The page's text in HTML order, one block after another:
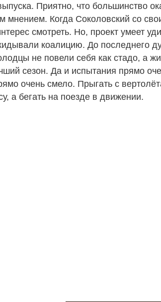
Приятно, что большинство
Когда Соколовский со
смотреть. Но, проект умеет
коалицию. До последнего
не повели себя как стадо, а
сезон. Да и испытания прямо
очень смело. Прыгать с
а бегать на поезде в движении.